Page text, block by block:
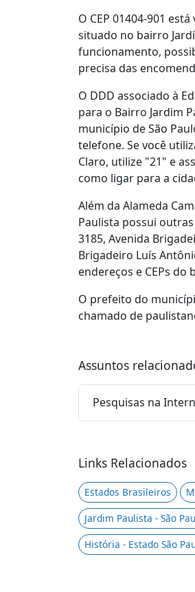
O CEP 01404-901
situado no bairro
funcionamento,
precisa das
O DDD associado à
para o Bairro Jardim
município de São
telefone. Se você
Claro, utilize "21" e
como ligar para a
Além da Alameda
Paulista possui
3185, Avenida
Brigadeiro Luís
endereços e CEPs do
O prefeito do
chamado de
Assuntos
Pesquisas na
Links Relacionados
Estados Brasileiros
Jardim Paulista - São
História - Estado São